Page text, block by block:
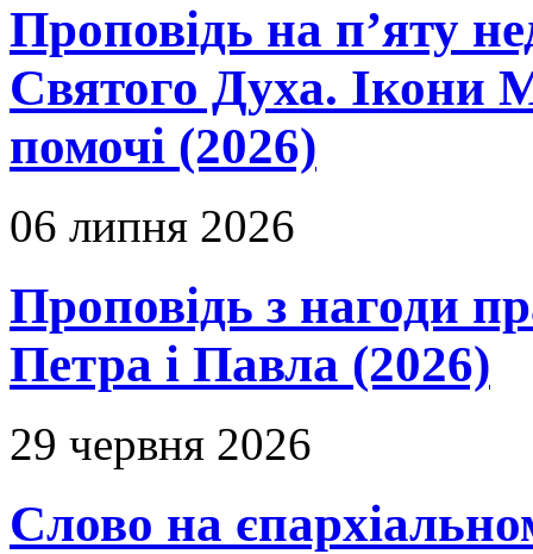
Проповідь на п’яту
Святого Духа. Ікони
помочі (2026)
06 липня 2026
Проповідь з нагоди
Петра і Павла (2026)
29 червня 2026
Слово на